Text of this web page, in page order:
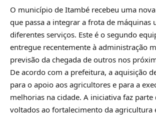
O município de Itambé recebeu uma
que passa a integrar a frota de máquinas
diferentes serviços. Este é o segundo
entregue recentemente à administração
previsão da chegada de outros nos
De acordo com a prefeitura, a aquisição
para o apoio aos agricultores e para a
melhorias na cidade. A iniciativa faz
voltados ao fortalecimento da agricultura